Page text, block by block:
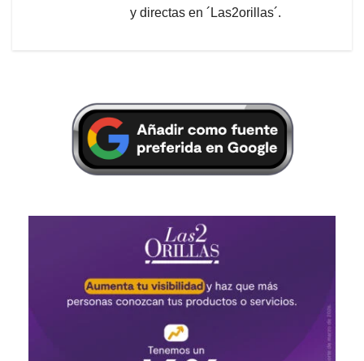
y directas en ´Las2orillas´.